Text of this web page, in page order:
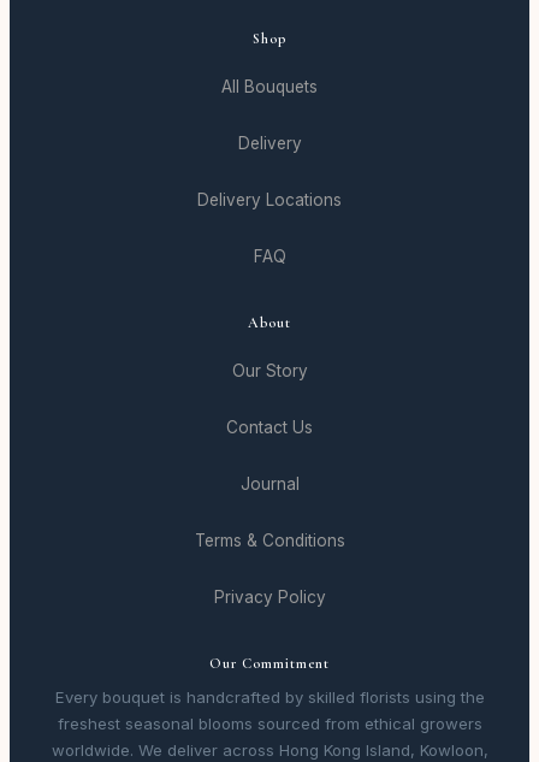
Shop
All Bouquets
Delivery
Delivery Locations
FAQ
About
Our Story
Contact Us
Journal
Terms & Conditions
Privacy Policy
Our Commitment
Every bouquet is handcrafted by skilled florists using the
freshest seasonal blooms sourced from ethical growers
worldwide. We deliver across Hong Kong Island, Kowloon,